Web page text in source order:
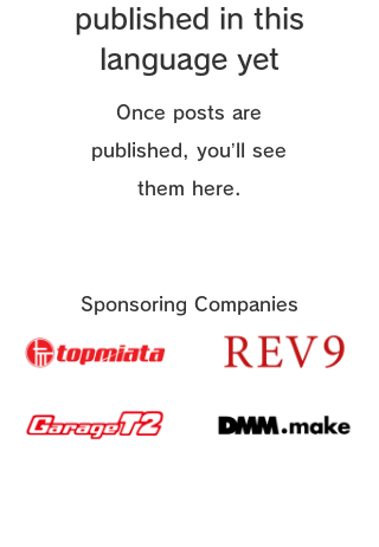
published in this
language yet
Once posts are
published, you’ll see
them here.
Sponsoring Companies